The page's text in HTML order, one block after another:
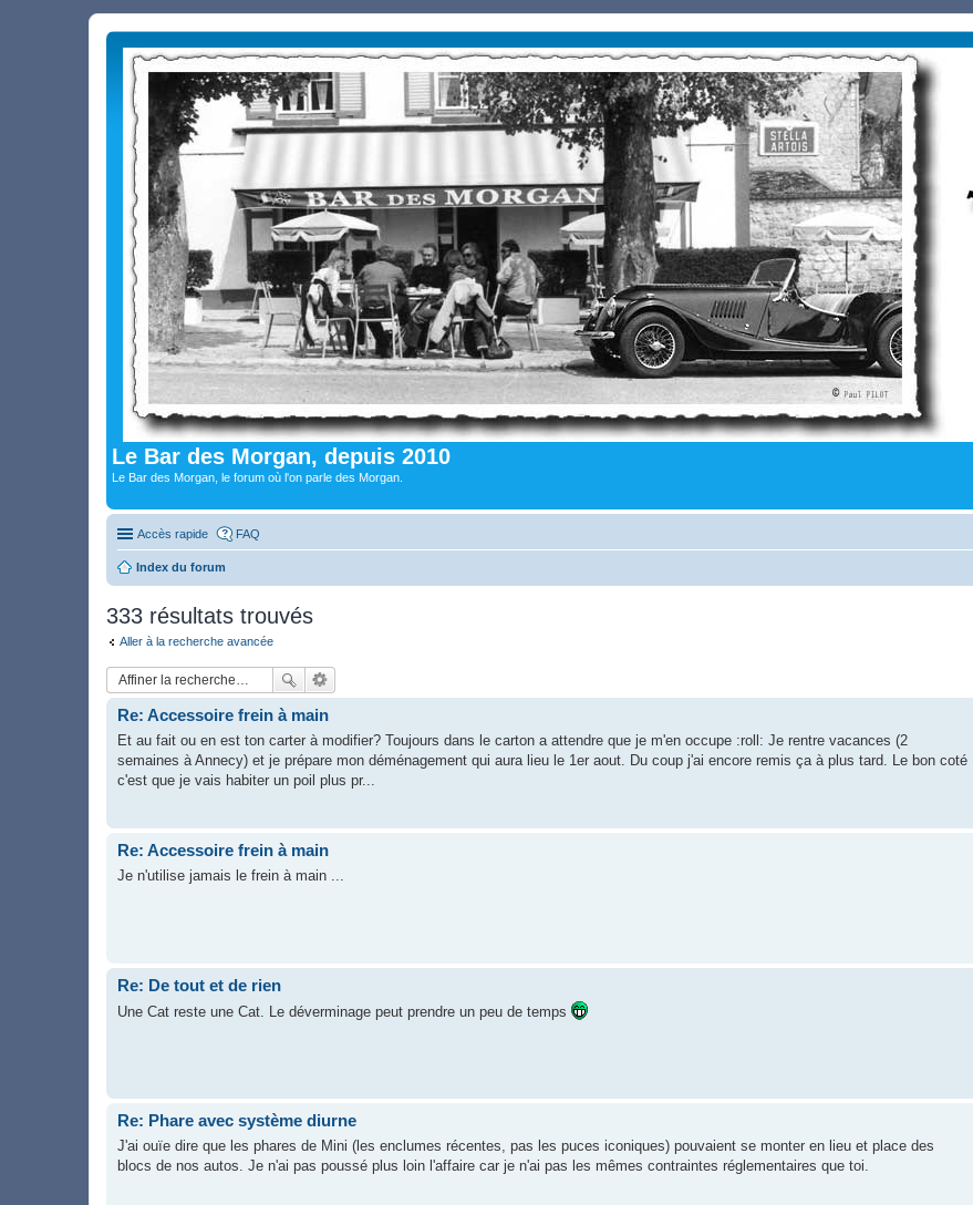
Le Bar des Morgan, depuis 2010
Le Bar des Morgan, le forum où l'on parle des Morgan.
Accès rapide FAQ
Index du forum
333 résultats trouvés
Aller à la recherche avancée
Re: Accessoire frein à main
Et au fait ou en est ton carter à modifier? Toujours dans le carton a attendre que je m'en occupe :roll: Je rentre vacances (2
semaines à Annecy) et je prépare mon déménagement qui aura lieu le 1er aout. Du coup j'ai encore remis ça à plus tard. Le bon coté
c'est que je vais habiter un poil plus pr...
Re: Accessoire frein à main
Je n'utilise jamais le frein à main ...
Re: De tout et de rien
Une Cat reste une Cat. Le déverminage peut prendre un peu de temps
Re: Phare avec système diurne
J'ai ouïe dire que les phares de Mini (les enclumes récentes, pas les puces iconiques) pouvaient se monter en lieu et place des
blocs de nos autos. Je n'ai pas poussé plus loin l'affaire car je n'ai pas les mêmes contraintes réglementaires que toi.